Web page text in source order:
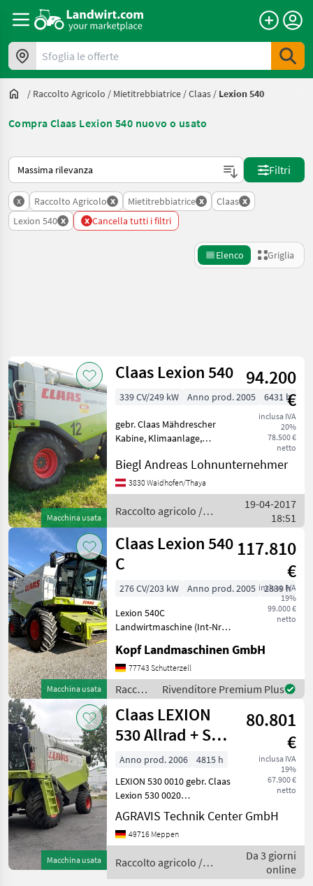
Sfoglia le offerte
/ Raccolto Agricolo / Mietitrebbiatrice /Claas / Lexion 540
Compra Claas Lexion 540 nuovo o usato
Ecco come viene ordinato su Landwirt.com
Filtri
x Raccolto Agricolo x Mietitrebbiatrice x Claas x
Lexion 540 x x Cancella tutti i filtri
Elenco Griglia
ricerca
Categoria 5 Paese Filtri
PERCORSO
ATTUALE
Settore
agricolo
Raccolto
Agricolo
Mietitrebbiatrice
Claas
Lexion
540
SCEGLI
CATEGORIA
Claas
John Deere
New Holland
Fendt
Case IH
Massey Ferguson
Mostra
tutti
12
Reimposta
Mostra
risultati
Macchina usata
Claas Lexion 540
94.200
€
inclusa IVA
20%
78.500 €
netto
339 CV/249 kW Anno prod. 2005 6431 h
gebr. Claas Mähdrescher
Kabine, Klimaanlage,
Fahrersitz Bordinformator:
Cebis-System 2
Rundumleuchten hydr.
Fahrantrieb, Radio,
Biegl Andreas Lohnunternehmer
3830 Waidhofen/Thaya
Raccolto agricolo /
Claas
19-04-2017
18:51
Macchina usata
Claas Lexion 540
C
117.810
€
inclusa IVA
19%
99.000 €
netto
276 CV/203 kW Anno prod. 2005
2839 h
Lexion 540C
Landwirtmaschine (Int-Nr.:
Betriebsstunden Motor CAT
3126B 203 kW(EWG), 191 kW
(ECE), AutoContour
Schneidwerksregelung,
Vorsa
Kopf Landmaschinen GmbH
77743 Schutterzell
Raccolto
agricolo
/ Claas
Rivenditore Premium Plus
Macchina usata
Claas LEXION
530 Allrad + SW
C 540
80.801
€
inclusa IVA
19%
67.900 €
netto
Anno prod. 2006
4815 h
LEXION 530 0010 gebr. Claas
Lexion 530 0020
Vorsatzgerätantrieb 80 kW,
konstant 0040 3.
Schneidwerks-Zylinder mit
0060 Anhängekupplung,
man
AGRAVIS Technik Center GmbH
49716 Meppen
Raccolto agricolo /
Claas
Da 3 giorni
online